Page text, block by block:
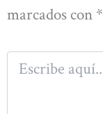
marcados con *
Escribe
aquí...